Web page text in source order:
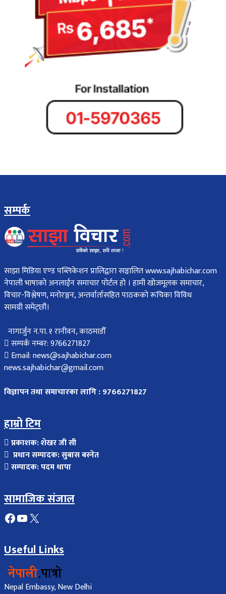
सम्पर्क
साझा मिडिया एण्ड पब्लिकेशन प्रालिद्वारा सञ्चालित www.sajhabichar.com
नेपाली भाषाको अनलाईन समाचार पोर्टल हो । हामी खोजमूलक समाचार,
विचार-विश्लेषण, मनोरञ्जन, अन्तर्वार्तासहित पाठकको रूचिका विविध
सामग्री समेट्छौं।
नागार्जुन न.पा. १ रानीवन, काठमाडौँ
सम्पर्क नम्बर: 9766271827
Email: news@sajhabichar.com
news.sajhabichar@gmail.com
विज्ञापन तथा समाचारका लागि : 9766271827
हाम्रो टिम
प्रकाशक: शेखर जी सी
प्रधान सम्पादक: सुबास बस्नेत
सम्पादक: पदम थापा
सामाजिक संजाल
Facebook
YouTube
X
Useful Links
Nepal Embassy, New Delhi